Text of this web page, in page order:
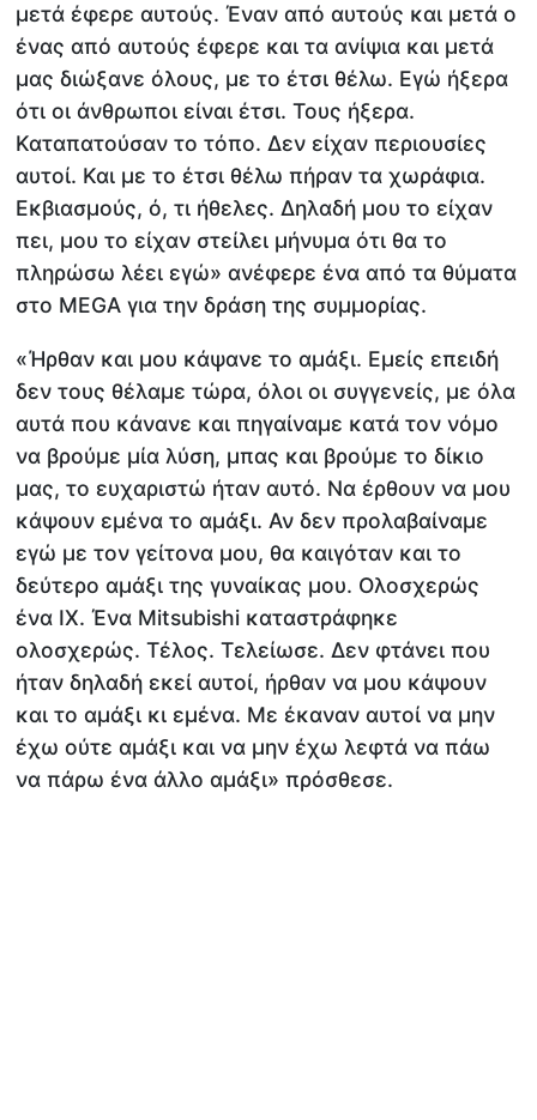
μετά έφερε αυτούς. Έναν από αυτούς και μετά ο
ένας από αυτούς έφερε και τα ανίψια και μετά
μας διώξανε όλους, με το έτσι θέλω. Εγώ ήξερα
ότι οι άνθρωποι είναι έτσι. Τους ήξερα.
Καταπατούσαν το τόπο. Δεν είχαν περιουσίες
αυτοί. Και με το έτσι θέλω πήραν τα χωράφια.
Εκβιασμούς, ό, τι ήθελες. Δηλαδή μου το είχαν
πει, μου το είχαν στείλει μήνυμα ότι θα το
πληρώσω λέει εγώ» ανέφερε ένα από τα θύματα
στο MEGA για την δράση της συμμορίας.
«Ήρθαν και μου κάψανε το αμάξι. Εμείς επειδή
δεν τους θέλαμε τώρα, όλοι οι συγγενείς, με όλα
αυτά που κάνανε και πηγαίναμε κατά τον νόμο
να βρούμε μία λύση, μπας και βρούμε το δίκιο
μας, το ευχαριστώ ήταν αυτό. Να έρθουν να μου
κάψουν εμένα το αμάξι. Αν δεν προλαβαίναμε
εγώ με τον γείτονα μου, θα καιγόταν και το
δεύτερο αμάξι της γυναίκας μου. Ολοσχερώς
ένα ΙΧ. Ένα Mitsubishi καταστράφηκε
ολοσχερώς. Τέλος. Τελείωσε. Δεν φτάνει που
ήταν δηλαδή εκεί αυτοί, ήρθαν να μου κάψουν
και το αμάξι κι εμένα. Με έκαναν αυτοί να μην
έχω ούτε αμάξι και να μην έχω λεφτά να πάω
να πάρω ένα άλλο αμάξι» πρόσθεσε.